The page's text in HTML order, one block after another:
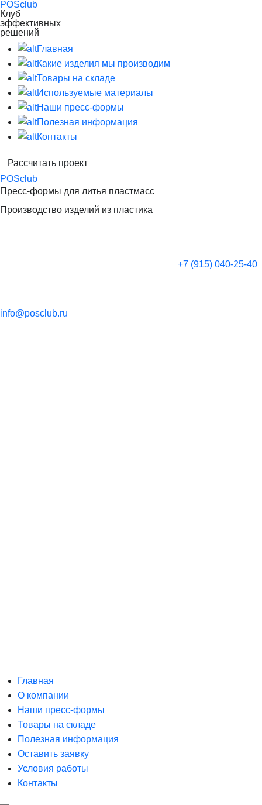
POSclub
Клуб
эффективных
решений
Главная
Какие изделия мы производим
Товары на складе
Используемые материалы
Наши пресс-формы
Полезная информация
Контакты
Расcчитать проект
POSclub
Пресс-формы для литья пластмасс
Производство изделий из пластика
+7 (915) 040-25-40
info@posclub.ru
Главная
О компании
Наши пресс-формы
Товары на складе
Полезная информация
Оставить заявку
Условия работы
Контакты